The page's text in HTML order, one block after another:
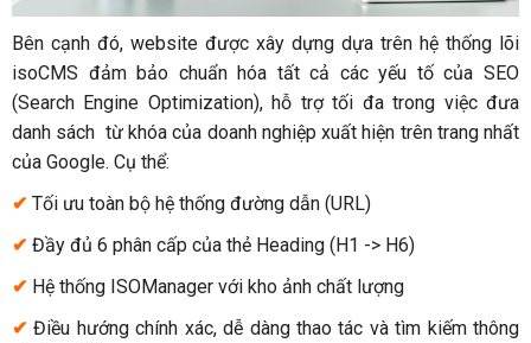
Bên cạnh đó, website được xây dựng dựa trên hệ thống lõi
isoCMS đảm bảo chuẩn hóa tất cả các yếu tố của SEO
(Search Engine Optimization), hỗ trợ tối đa trong việc đưa
danh sách từ khóa của doanh nghiệp xuất hiện trên trang nhất
của Google. Cụ thể:
✔ Tối ưu toàn bộ hệ thống đường dẫn (URL)
✔ Đầy đủ 6 phân cấp của thẻ Heading (H1 -> H6)
✔ Hệ thống ISOManager với kho ảnh chất lượng
✔Điều hướng chính xác, dễ dàng thao tác và tìm kiếm thông